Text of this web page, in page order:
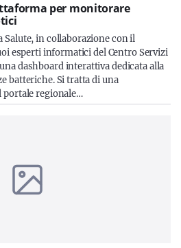
per monitorare
Salute, in collaborazione con il
esperti informatici del Centro Servizi
dashboard interattiva dedicata alla
batteriche. Si tratta di una
portale regionale…